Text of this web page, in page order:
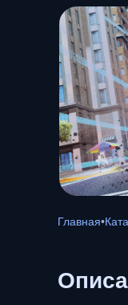
Главная•